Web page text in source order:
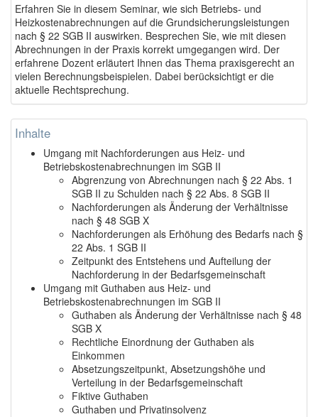
Erfahren Sie in diesem Seminar, wie sich Betriebs- und
Heizkostenabrechnungen auf die Grundsicherungsleistungen
nach § 22 SGB II auswirken. Besprechen Sie, wie mit diesen
Abrechnungen in der Praxis korrekt umgegangen wird. Der
erfahrene Dozent erläutert Ihnen das Thema praxisgerecht an
vielen Berechnungsbeispielen. Dabei berücksichtigt er die
aktuelle Rechtsprechung.
Inhalte
Umgang mit Nachforderungen aus Heiz- und
Betriebskostenabrechnungen im SGB II
Abgrenzung von Abrechnungen nach § 22 Abs. 1
SGB II zu Schulden nach § 22 Abs. 8 SGB II
Nachforderungen als Änderung der Verhältnisse
nach § 48 SGB X
Nachforderungen als Erhöhung des Bedarfs nach §
22 Abs. 1 SGB II
Zeitpunkt des Entstehens und Aufteilung der
Nachforderung in der Bedarfsgemeinschaft
Umgang mit Guthaben aus Heiz- und
Betriebskostenabrechnungen im SGB II
Guthaben als Änderung der Verhältnisse nach § 48
SGB X
Rechtliche Einordnung der Guthaben als
Einkommen
Absetzungszeitpunkt, Absetzungshöhe und
Verteilung in der Bedarfsgemeinschaft
Fiktive Guthaben
Guthaben und Privatinsolvenz